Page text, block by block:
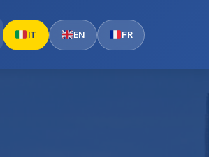
IT EN FR